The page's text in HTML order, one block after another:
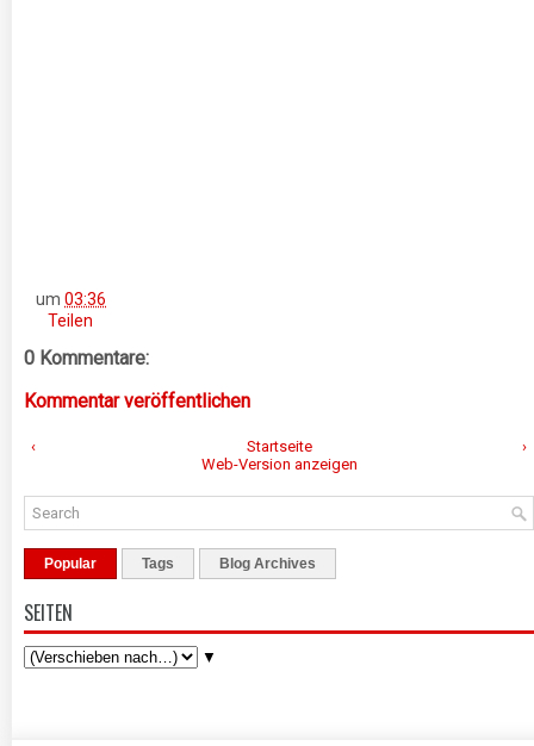
um 03:36
Teilen
0 Kommentare:
Kommentar veröffentlichen
‹ ›
Startseite
Web-Version anzeigen
Popular Tags Blog Archives
SEITEN
▼